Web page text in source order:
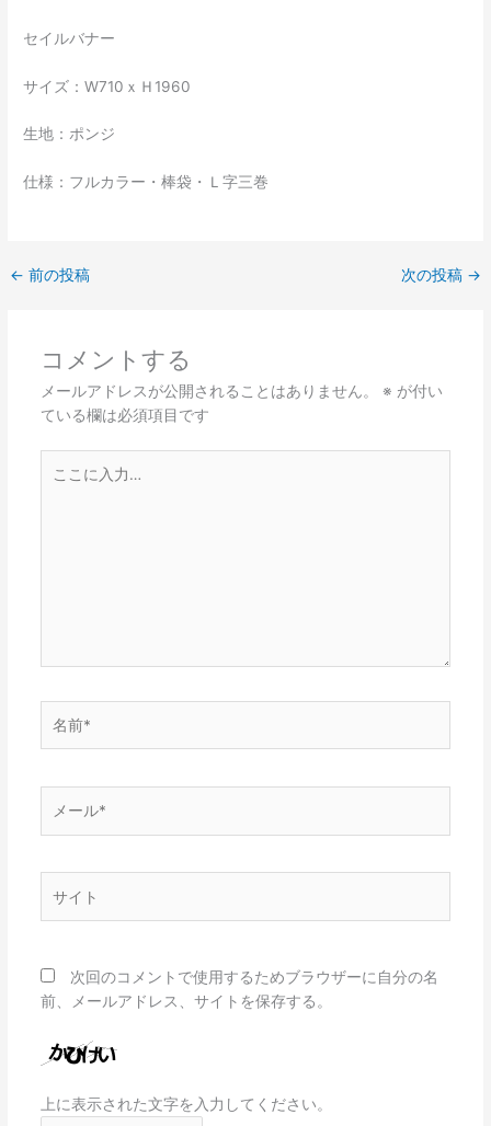
セイルバナー
サイズ：W710ｘＨ1960
生地：ポンジ
仕様：フルカラー・棒袋・Ｌ字三巻
← 前の投稿 次の投稿 →
コメントする
メールアドレスが公開されることはありません。 ※ が付い
ている欄は必須項目です
前
ー
*
次回のコメントで使用するためブラウザーに自分の名
前、メールアドレス、サイトを保存する。
上に表示された文字を入力してください。